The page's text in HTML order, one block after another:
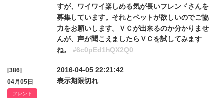
すが、ワイワイ楽しめる気が長いフレンドさんを
募集しています。それとペットが欲しいのでご協
力をお願いします。ＶＣが出来るのか分かりませ
んが、声が聞こえましたらＶＣを試してみます
ね。 #6c0pEd1hQX2Q0
[386]
04月05日
フレンド
2016-04-05 22:21:42
表示期限切れ